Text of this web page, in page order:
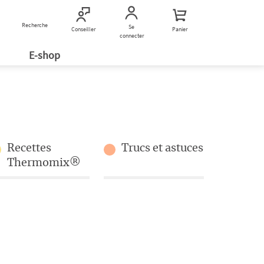
Recherche Conseiller
Se
connecter
Panier
Nous contacter
E-shop
Recettes
Thermomix®
Trucs et astuces